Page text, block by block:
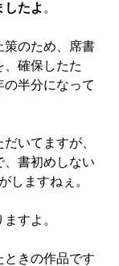
したよ 。
策のため、席書
確保したた
半分になって
いてますが、
、書初めしない
しますねぇ。
すよ。
ときの作品です